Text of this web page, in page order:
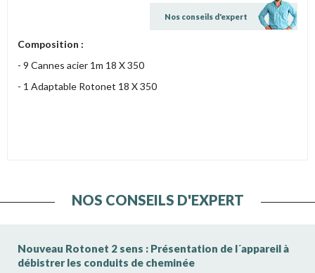
Nos conseils d'expert
Composition :
- 9 Cannes acier 1m 18 X 350
- 1 Adaptable Rotonet 18 X 350
NOS CONSEILS D'EXPERT
Nouveau Rotonet 2 sens : Présentation de l´appareil à
débistrer les conduits de cheminée